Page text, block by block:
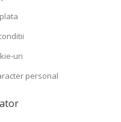
uri
personal